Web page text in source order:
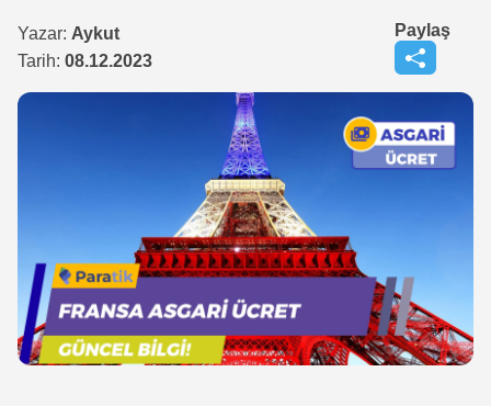
Yazar: Aykut
Tarih: 08.12.2023
Paylaş